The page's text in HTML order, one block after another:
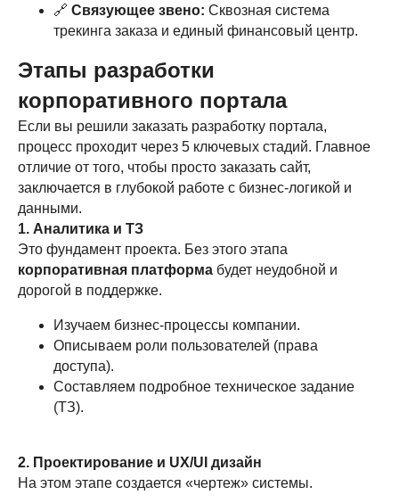
🔗 Связующее звено: Сквозная система
трекинга заказа и единый финансовый центр.
Этапы разработки
корпоративного портала
Если вы решили заказать разработку портала,
процесс проходит через 5 ключевых стадий. Главное
отличие от того, чтобы просто заказать сайт,
заключается в глубокой работе с бизнес-логикой и
данными.
1. Аналитика и ТЗ
Это фундамент проекта. Без этого этапа
корпоративная платформа будет неудобной и
дорогой в поддержке.
Изучаем бизнес-процессы компании.
Описываем роли пользователей (права
доступа).
Составляем подробное техническое задание
(ТЗ).
2. Проектирование и UX/UI дизайн
На этом этапе создается «чертеж» системы.
Свяжитесь удобным способом
+7 (933) 338-73-45
kks@kutmedia.ru
MAX Telegram
Пн - Пт 09:00 - 19:00
В каждой истории — своя ценность, в каждом
бренде — своя неповторимость, а в каждом
проекте — потенциал легенды.